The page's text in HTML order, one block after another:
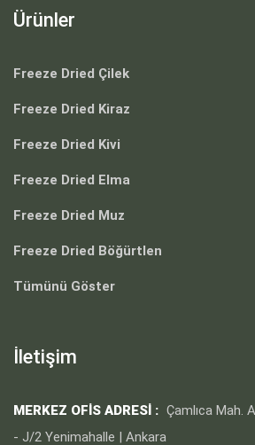
Ürünler
Freeze Dried Çilek
Freeze Dried Kiraz
Freeze Dried Kivi
Freeze Dried Elma
Freeze Dried Muz
Freeze Dried Böğürtlen
Tümünü Göster
İletişim
MERKEZ OFIS ADRESI : Çamlıca Mah.
- J/2 Yenimahalle | Ankara